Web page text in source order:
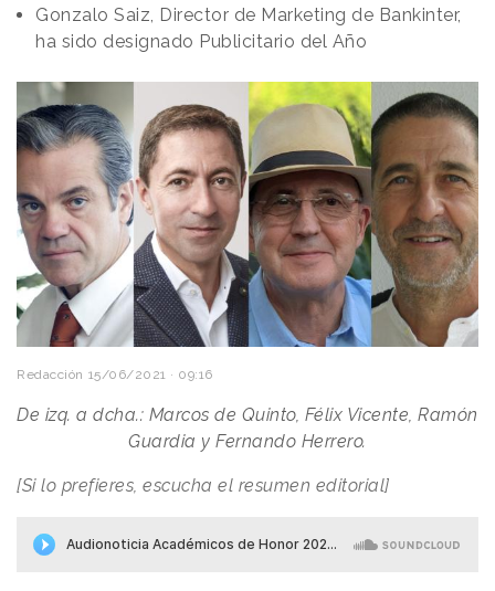
Gonzalo Saiz, Director de Marketing de Bankinter,
ha sido designado Publicitario del Año
Redacción 15/06/2021 · 09:16
De izq. a dcha.: Marcos de Quinto, Félix Vicente, Ramón
Guardia y Fernando Herrero.
[Si lo prefieres, escucha el resumen editorial]